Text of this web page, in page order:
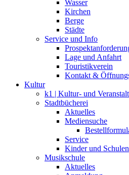
Wasser
Kirchen
Berge
Städte
Service und Info
Lage und Anfahrt
Touristikverein
Kontakt &
Kultur
k1 | Kultur- und
Stadtbücherei
Aktuelles
Mediensuche
Service
Kinder und Schulen
Musikschule
Aktuelles